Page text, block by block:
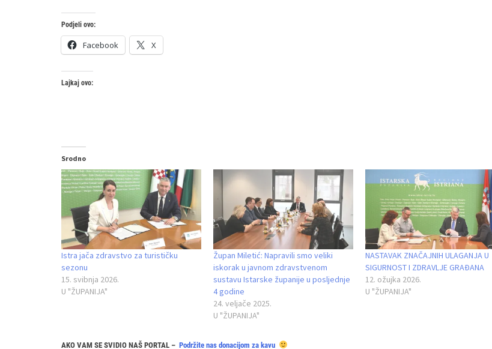
Podjeli ovo:
Facebook X
Lajkaj ovo:
Srodno
Istra jača zdravstvo za turističku
sezonu
15. svibnja 2026.
U "ŽUPANIJA"
Župan Miletić: Napravili smo veliki
iskorak u javnom zdravstvenom
sustavu Istarske županije u posljednje
4 godine
24. veljače 2025.
U "ŽUPANIJA"
NASTAVAK ZNAČAJNIH ULAGANJA U
SIGURNOST I ZDRAVLJE GRAĐANA
12. ožujka 2026.
U "ŽUPANIJA"
AKO VAM SE SVIDIO NAŠ PORTAL – Podržite nas donacijom za kavu